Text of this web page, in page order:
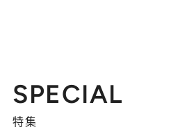
SPECIAL
特集